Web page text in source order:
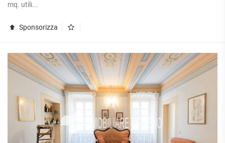
mq. utili...
Sponsorizza